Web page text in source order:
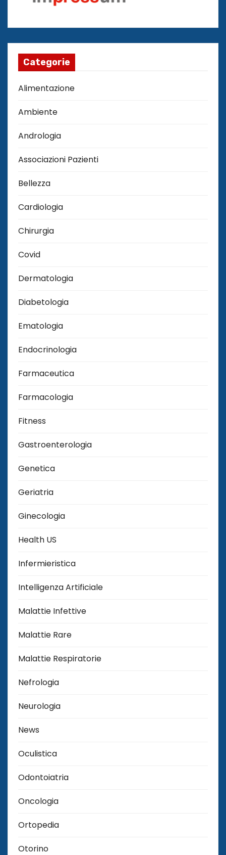
Categorie
Alimentazione
Ambiente
Andrologia
Associazioni Pazienti
Bellezza
Cardiologia
Chirurgia
Covid
Dermatologia
Diabetologia
Ematologia
Endocrinologia
Farmaceutica
Farmacologia
Fitness
Gastroenterologia
Genetica
Geriatria
Ginecologia
Health US
Infermieristica
Intelligenza Artificiale
Malattie Infettive
Malattie Rare
Malattie Respiratorie
Nefrologia
Neurologia
News
Oculistica
Odontoiatria
Oncologia
Ortopedia
Otorino